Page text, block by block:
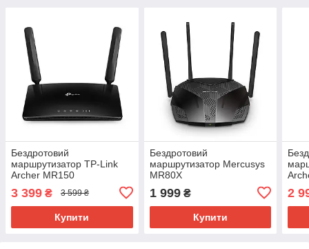
Бездротовий
маршрутизатор TP-Link
Archer MR150
3 399 ₴ 3 599 ₴
Купити
Бездротовий
маршрутизатор Mercusys
MR80X
1 999₴
Купити
2